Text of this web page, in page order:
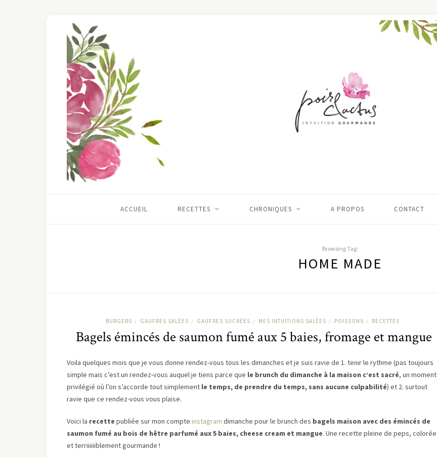
ACCUEIL RECETTES CHRONIQUES A PROPOS CONTACT
Browsing Tag:
HOME MADE
BURGERS / GAUFRES SALÉES / GAUFRES SUCRÉES / MES INTUITIONS SALÉES / POISSONS / RECETTES
Bagels émincés de saumon fumé aux 5 baies, fromage et mangue
Voila quelques mois que je vous donne rendez-vous tous les dimanches et je suis ravie de 1. tenir le rythme (pas toujours
simple mais c’est un rendez-vous auquel je tiens parce que le brunch du dimanche à la maison c’est sacré, un moment
privilégié où l’on s’accorde tout simplement le temps, de prendre du temps, sans aucune culpabilité) et 2. surtout
ravie que ce rendez-vous vous plaise.
Voici la recette publiée sur mon compte instagram dimanche pour le brunch des bagels maison avec des émincés de
saumon fumé au bois de hêtre parfumé aux 5 baies, cheese cream et mangue. Une recette pleine de peps, colorée
et terriiiiiiblement gourmande !